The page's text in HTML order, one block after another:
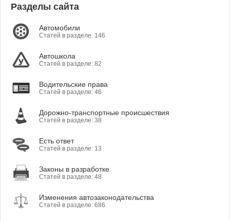
Разделы сайта
Автомобили
Статей в разделе: 146
Автошкола
Статей в разделе: 82
Водительские права
Статей в разделе: 46
Дорожно-транспортные происшествия
Статей в разделе: 38
Есть ответ
Статей в разделе: 13
Законы в разработке
Статей в разделе: 48
Изменения автозаконодательства
Статей в разделе: 686